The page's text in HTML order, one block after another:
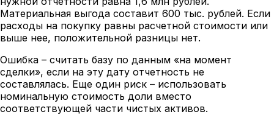
Материальная выгода составит 600 тыс. рублей. Если
расходы на покупку равны расчетной стоимости или
выше нее, положительной разницы нет.
Ошибка – считать базу по данным «на момент
сделки», если на эту дату отчетность не
составлялась. Еще один риск – использовать
номинальную стоимость доли вместо
соответствующей части чистых активов.